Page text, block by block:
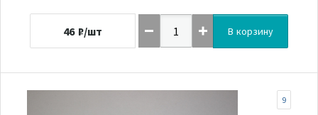
46 ₽/шт В корзину
9